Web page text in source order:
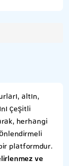
altın,
çeşitli
herhangi
platformdur.
ve